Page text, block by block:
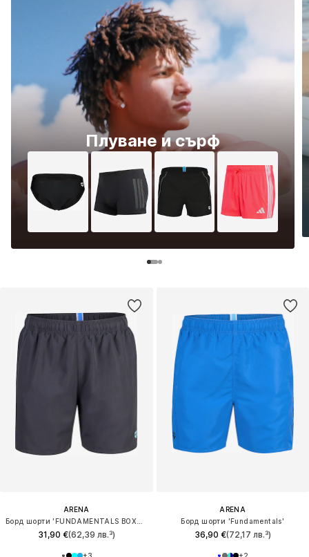
Плуване и сърф
ARENA
31,90 €(62,39 лв.³)
ARENA
Борд шорти 'Fundamentals'
36,90 €(72,17 лв.³)